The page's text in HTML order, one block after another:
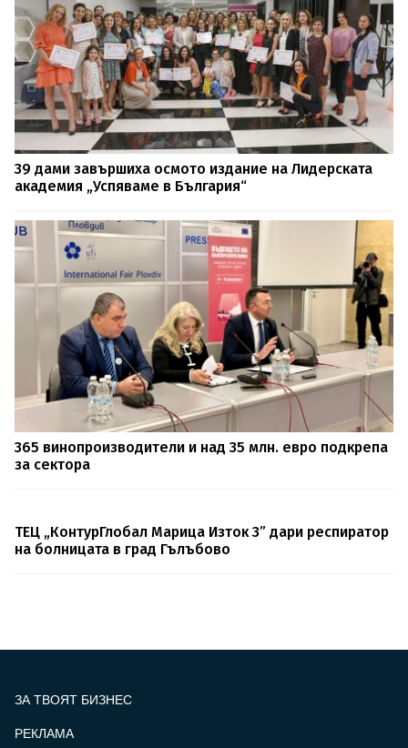
39 дами завършиха осмото издание на Лидерската
академия „Успяваме в България“
365 винопроизводители и над 35 млн. евро подкрепа
за сектора
ТЕЦ „КонтурГлобал Марица Изток 3” дари респиратор
на болницата в град Гълъбово
ЗА ТВОЯТ БИЗНЕС
РЕКЛАМА